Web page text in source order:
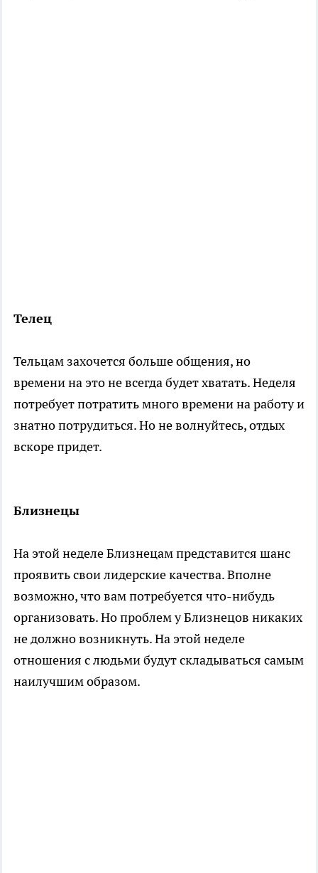
Телец
Тельцам захочется больше общения, но
времени на это не всегда будет хватать. Неделя
потребует потратить много времени на работу и
знатно потрудиться. Но не волнуйтесь, отдых
вскоре придет.
Близнецы
На этой неделе Близнецам представится шанс
проявить свои лидерские качества. Вполне
возможно, что вам потребуется что-нибудь
организовать. Но проблем у Близнецов никаких
не должно возникнуть. На этой неделе
отношения с людьми будут складываться самым
наилучшим образом.